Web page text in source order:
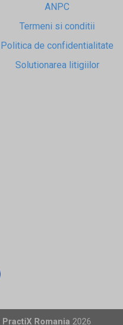
ANPC
Termeni si conditii
Politica de confidentialitate
Solutionarea litigiilor
PractiX Romania 2026